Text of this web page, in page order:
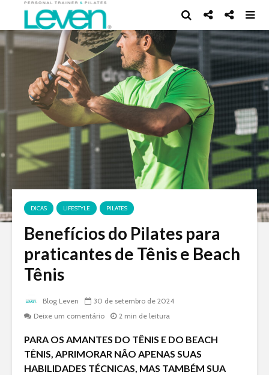
DICAS LIFESTYLE PILATES
Benefícios do Pilates para
praticantes de Tênis e Beach
Tênis
Blog Leven
30 de setembro de 2024
Deixe um comentário
2 min de leitura
PARA OS AMANTES DO TÊNIS E DO BEACH
TÊNIS, APRIMORAR NÃO APENAS SUAS
HABILIDADES TÉCNICAS, MAS TAMBÉM SUA